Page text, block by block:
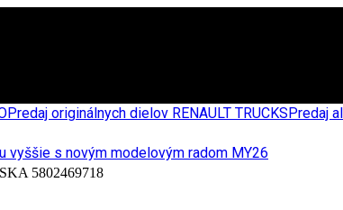
Predaj originálnych dielov RENAULT TRUCKSPredaj
5802469718